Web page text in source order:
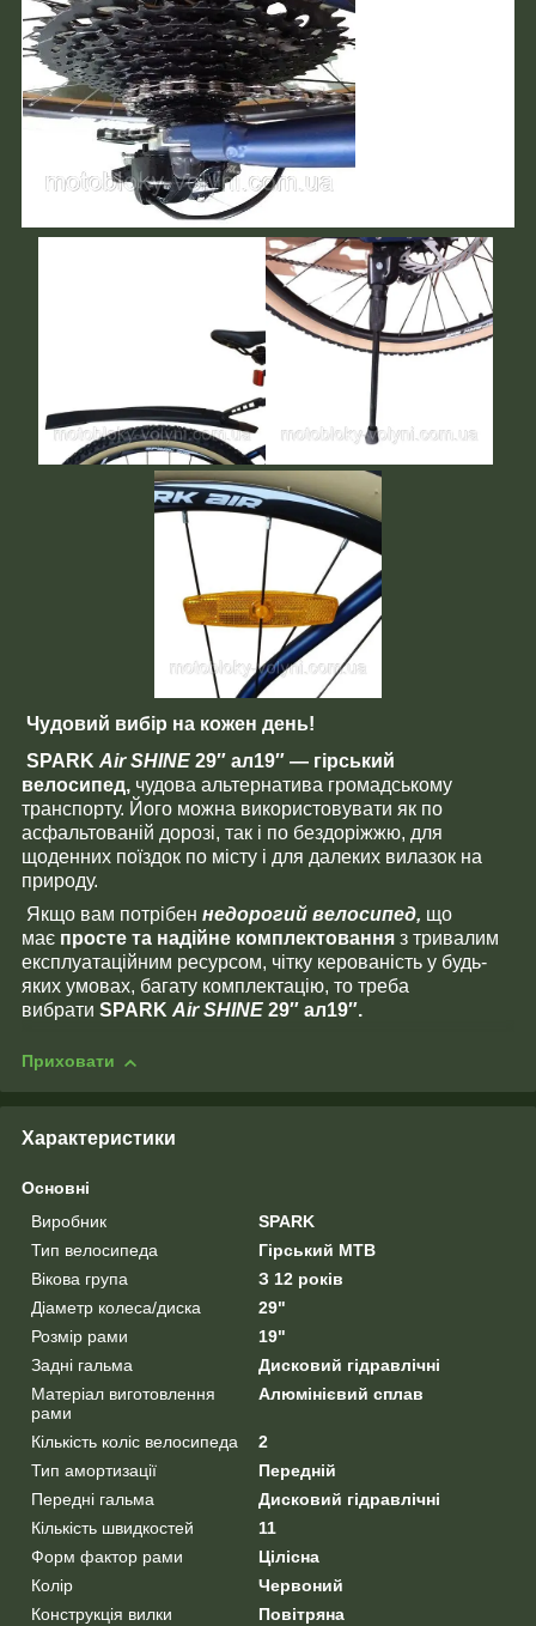
Чудовий вибір на кожен день!
SPARK Air SHINE 29″ ал19″ — гірський
велосипед, чудова альтернатива громадському
транспорту. Його можна використовувати як по
асфальтованій дорозі, так і по бездоріжжю, для
щоденних поїздок по місту і для далеких вилазок на
природу.
Якщо вам потрібен недорогий велосипед, що
має просте та надійне комплектовання з тривалим
експлуатаційним ресурсом, чітку керованість у будь-
яких умовах, багату комплектацію, то треба
вибрати SPARK Air SHINE 29″ ал19″.
Приховати
Характеристики
Основні
Виробник
SPARK
Тип велосипеда
Гірський MTB
Вікова група
З 12 років
Діаметр колеса/диска
29"
Розмір рами
19"
Задні гальма
Дисковий гідравлічні
Матеріал виготовлення
рами
Алюмінієвий сплав
Кількість коліс велосипеда
2
Тип амортизації
Передній
Передні гальма
Дисковий гідравлічні
Кількість швидкостей
11
Форм фактор рами
Цілісна
Колір
Червоний
Конструкція вилки
Повітряна